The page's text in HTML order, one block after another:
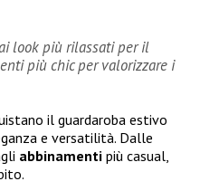
look più rilassati per il
più chic per valorizzare i
il guardaroba estivo
e versatilità. Dalle
abbinamenti più casual,